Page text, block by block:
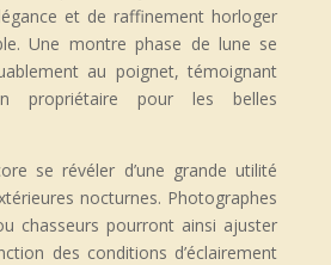
et de raffinement horloger
Une montre phase de lune se
au poignet, témoignant
propriétaire pour les belles
se révéler d’une grande utilité
nocturnes. Photographes
chasseurs pourront ainsi ajuster
des conditions d’éclairement